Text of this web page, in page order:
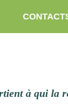
à qui la